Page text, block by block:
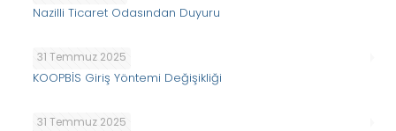
Nazilli Ticaret Odasından Duyuru
31 Temmuz 2025
KOOPBİS Giriş Yöntemi Değişikliği
31 Temmuz 2025